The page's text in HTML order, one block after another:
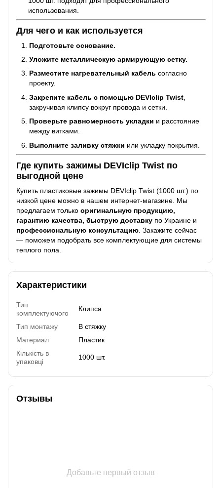
использования.
Для чего и как используется
Подготовьте основание.
Уложите металлическую армирующую сетку.
Разместите нагревательный кабель согласно
проекту.
Закрепите кабель с помощью DEVIclip Twist
закручивая клипсу вокруг провода и сетки.
Проверьте равномерность укладки и расстояние
между витками.
Выполните заливку стяжки или укладку покрытия.
Где купить зажимы DEVIclip Twist по
выгодной цене
Купить пластиковые зажимы DEVIclip Twist (1000 шт.) по
низкой цене можно в нашем интернет-магазине. Мы
предлагаем только оригинальную продукцию,
гарантию качества, быструю доставку по Украине и
профессиональную консультацию . Закажите сейчас
— поможем подобрать все комплектующие для системы
теплого пола.
Характеристики
Тип
комплектуючого
Клипса
Тип монтажу
В стяжку
Материал
Пластик
Кількість в
упаковці
1000 шт.
Отзывы
Добавьте первый отзыв